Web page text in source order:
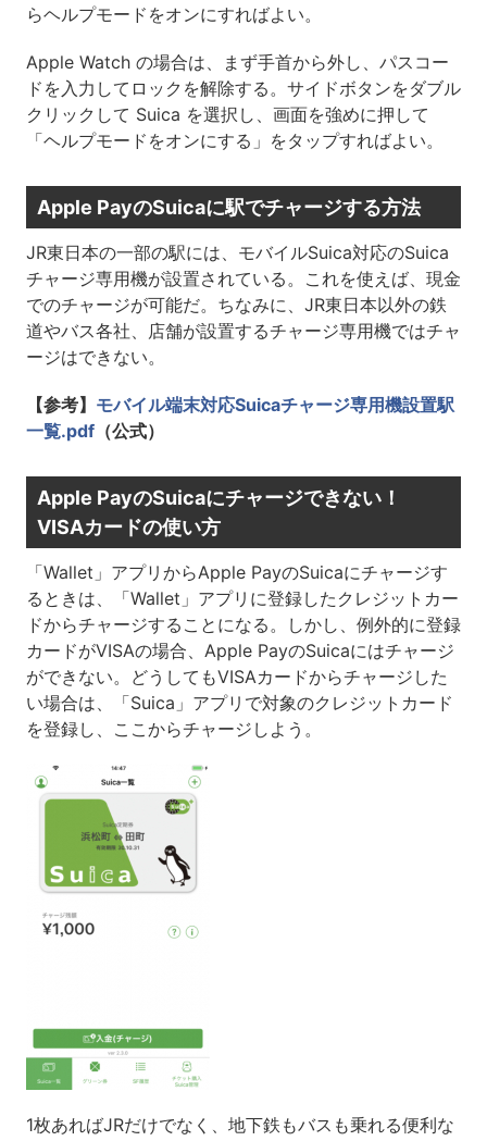
らヘルプモードをオンにすればよい。
Apple Watch の場合は、まず手首から外し、パスコー
ドを入力してロックを解除する。サイドボタンをダブル
クリックして Suica を選択し、画面を強めに押して
「ヘルプモードをオンにする」をタップすればよい。
Apple PayのSuicaに駅でチャージする方法
JR東日本の一部の駅には、モバイルSuica対応のSuica
チャージ専用機が設置されている。これを使えば、現金
でのチャージが可能だ。ちなみに、JR東日本以外の鉄
道やバス各社、店舗が設置するチャージ専用機ではチャ
ージはできない。
【参考】 モバイル端末対応Suicaチャージ専用機設置駅
一覧.pdf（公式）
Apple PayのSuicaにチャージできない！
VISAカードの使い方
「Wallet」アプリからApple PayのSuicaにチャージす
るときは、「Wallet」アプリに登録したクレジットカー
ドからチャージすることになる。しかし、例外的に登録
カードがVISAの場合、Apple PayのSuicaにはチャージ
ができない。どうしてもVISAカードからチャージした
い場合は、「Suica」アプリで対象のクレジットカード
を登録し、ここからチャージしよう。
1枚あればJRだけでなく、地下鉄もバスも乗れる便利な